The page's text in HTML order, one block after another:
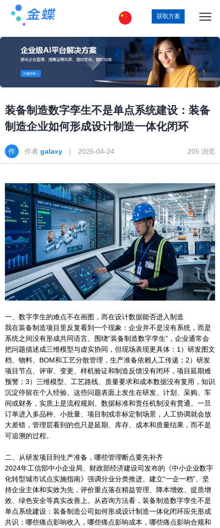
获取方案
装备制造数字孪生不是单点系统建设：装备
制造企业如何形成设计制造一体化闭环
作者 galaxy | 2026-04-24 205 浏览
一、数字孪生的难点不在画图，而在设计数据能否进入制造
我在装备制造项目里反复看到一个现象：企业并不是没有系统，而是
系统之间没有形成共同语言。围绕“装备制造数字孪生”，企业通常会
把问题描述成三维模型与虚实协同，但现场表现更具体：1）研发图文
档、物料、BOM和工艺分散管理，生产准备依赖人工传递；2）研发
项目节点、评审、变更、样机验证和制造反馈没有闭环，项目延期难
预警；3）三维模型、工艺路线、质量要求和成本数据没有复用，知识
沉淀停留在个人经验。这些问题表面上发生在研发、计划、采购、车
间或财务，实质上是流程规则、数据标准和责任机制没有贯通。一旦
订单进入多品种、小批量、项目制或非标定制场景，人工协调就会放
大差错，管理层看到的也只是延期、库存、成本和质量结果，而不是
可追溯的过程。
二、从研发项目到生产准备，哪些管理断点要先补齐
2024年工信部中小企业局、财政部经济建设司发布的《中小企业数字
化转型城市试点实施指南》强调分业分类推进、建立“一企一档”、坚
持企业主体和实效为先，评价重点落在精益管理、降本增效、提质增
效、绿色安全等真实改善上。从咨询方法看，装备制造数字孪生不是
单点系统建设：装备制造公司如何形成设计制造一体化闭环应先形成
共识：哪些痛点影响收入，哪些痛点影响成本，哪些痛点影响合规和